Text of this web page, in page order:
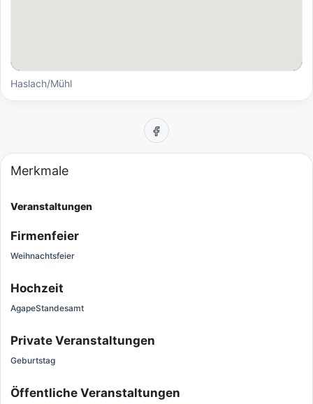
Haslach/Mühl
Merkmale
Veranstaltungen
Firmenfeier
Weihnachtsfeier
Hochzeit
AgapeStandesamt
Private Veranstaltungen
Geburtstag
Öffentliche Veranstaltungen